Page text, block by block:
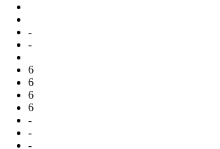
-
-
6
6
6
6
-
-
-